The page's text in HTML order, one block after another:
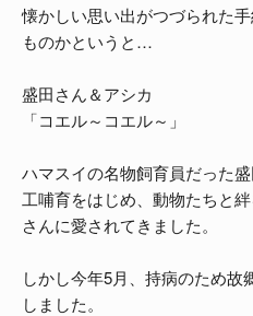
懐かしい思い出がつづられた
ものかというと…
盛田さん＆アシカ
「コエル～コエル～」
ハマスイの名物飼育員だった
工哺育をはじめ、動物たちと
さんに愛されてきました。
しかし今年5月、持病のため
しました。